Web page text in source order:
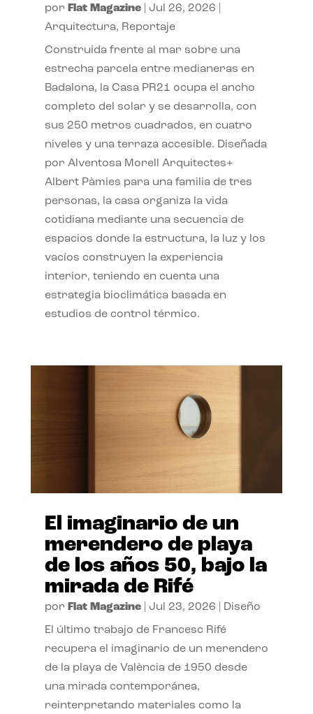
por Flat Magazine| Jul 26, 2026
Arquitectura, Reportaje
Construida frente al mar sobre una
estrecha parcela entre medianeras en
Badalona, la Casa PR21 ocupa el ancho
completo del solar y se desarrolla, con
sus 250 metros cuadrados, en cuatro
niveles y una terraza accesible. Diseñada
por Alventosa Morell Arquitectes+
Albert Pàmies para una familia de tres
personas, la casa organiza la vida
cotidiana mediante una secuencia de
espacios donde la estructura, la luz y los
vacíos construyen la experiencia
interior, teniendo en cuenta una
estrategia bioclimática basada en
estudios de control térmico.
El imaginario de un
merendero de playa
de los años 50, bajo la
mirada de Rifé
por Flat Magazine| Jul 23, 2026 Diseño
El último trabajo de Francesc Rifé
recupera el imaginario de un merendero
de la playa de València de 1950 desde
una mirada contemporánea,
reinterpretando materiales como la